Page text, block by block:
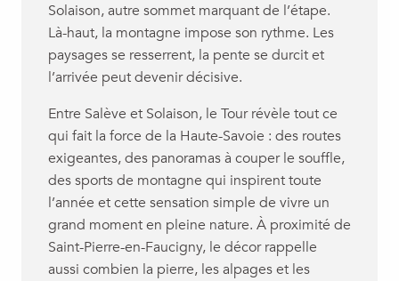
Solaison, autre sommet marquant de l’étape.
Là-haut, la montagne impose son rythme. Les
paysages se resserrent, la pente se durcit et
l’arrivée peut devenir décisive.
Entre Salève et Solaison, le Tour révèle tout ce
qui fait la force de la Haute-Savoie : des routes
exigeantes, des panoramas à couper le souffle,
des sports de montagne qui inspirent toute
l’année et cette sensation simple de vivre un
grand moment en pleine nature. À proximité de
Saint-Pierre-en-Faucigny, le décor rappelle
aussi combien la pierre, les alpages et les